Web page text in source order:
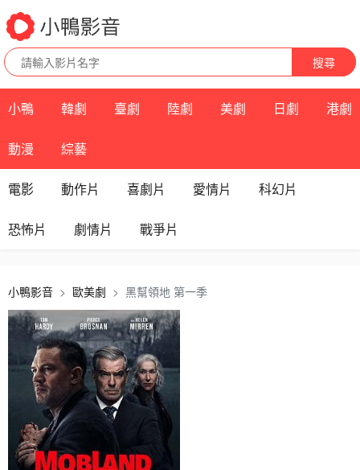
搜尋
小鴨 韓劇 臺劇 陸劇 美劇 日劇 港劇
動漫 綜藝
電影 動作片 喜劇片 愛情片 科幻片
恐怖片 劇情片 戰爭片
小鴨影音 歐美劇 黑幫領地 第一季